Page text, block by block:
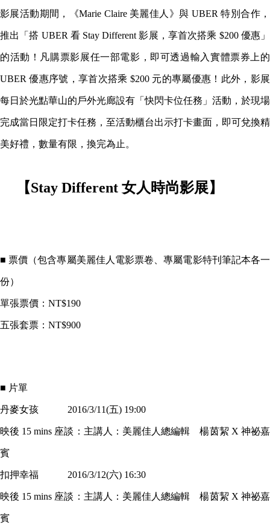
影展活動期間，《Marie Claire 美麗佳人》與 UBER 特別合作，
推出「搭 UBER 看 Stay Different 影展，享首次搭乘 $200 優惠」
的活動！凡購票影展任一部電影，即可透過輸入實體票券上的
UBER 優惠序號，享首次搭乘 $200 元的專屬優惠！此外，影展
每日於光點華山的戶外光廊設有「快閃卡位任務」活動，於現場
完成當日限定打卡任務，至活動櫃台出示打卡畫面，即可兌換精
美好禮，數量有限，換完為止。
【Stay Different 女人時尚影展】
■ 票價（包含專屬美麗佳人電影票卷、專屬電影特刊筆記本各一
份）
單張票價：NT$190
五張套票：NT$900
■ 片單
丹麥女孩 2016/3/11(五) 19:00
映後 15 mins 座談：主講人：美麗佳人總編輯 楊茵絜 X 神祕嘉
賓
扣押幸福 2016/3/12(六) 16:30
映後 15 mins 座談：主講人：美麗佳人總編輯 楊茵絜 X 神祕嘉
賓